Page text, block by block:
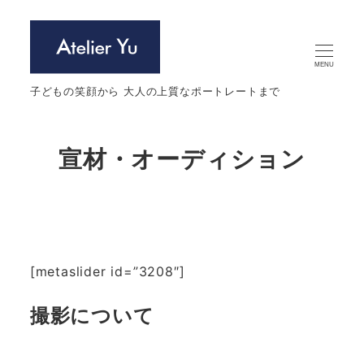
子どもの笑顔から 大人の上質なポートレートまで
MENU
宣材・オーディション
[metaslider id=”3208″]
撮影について